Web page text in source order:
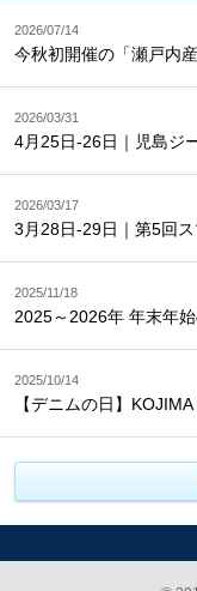
2026/07/14
今秋初開催の「瀬戸内
2026/03/31
4月25日-26日｜児島ジ
2026/03/17
3月28日-29日｜第5回
2025/11/18
2025～2026年 年末年
2025/10/14
【デニムの日】